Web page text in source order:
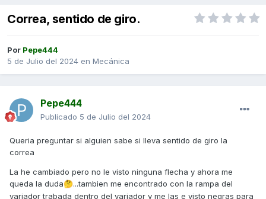
Correa, sentido de giro.
Por Pepe444
5 de Julio del 2024 en Mecánica
Pepe444
Publicado 5 de Julio del 2024
Queria preguntar si alguien sabe si lleva sentido de giro la
correa
La he cambiado pero no le visto ninguna flecha y ahora me
queda la duda🤔...tambien me encontrado con la rampa del
variador trabada dentro del variador y me las e visto negras para